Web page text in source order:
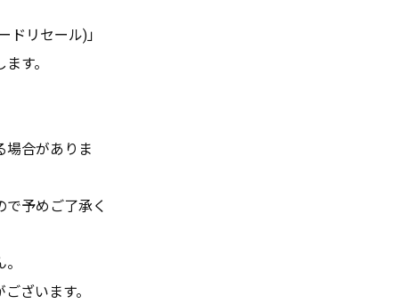
リセール)」
す。
場合がありま
予めご了承く
ざいます。